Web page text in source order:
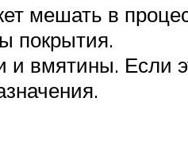
мешать в
покрытия.
вмятины. Если